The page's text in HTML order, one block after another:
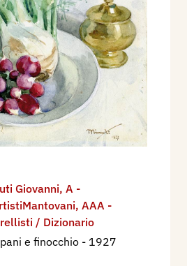
Giovanni, A -
, AAA -
/ Dizionario
e finocchio - 1927